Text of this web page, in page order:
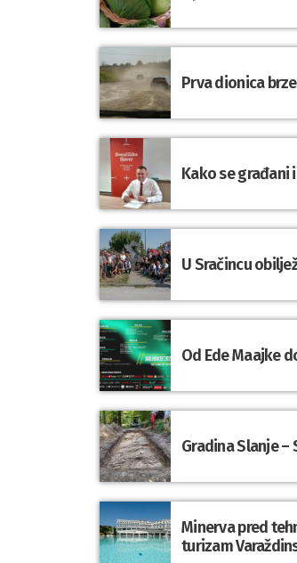
Prva dionica
Kako se građani
U Sračincu
Od Ede Maajke
Gradina Slanje
Minerva pred
turizam